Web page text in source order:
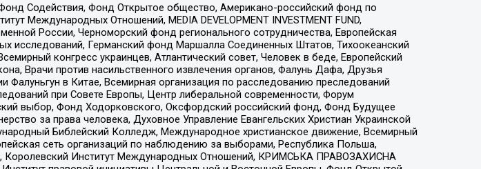
Содействия, Фонд Открытое общество, Американо-российский фонд по
Международных Отношений, MEDIA DEVELOPMENT INVESTMENT FUND,
России, Черноморский фонд регионального сотрудничества, Европейская
исследований, Германский фонд Маршалла Соединенных Штатов, Тихоокеанский
конгресс украинцев, Атлантический совет, Человек в беде, Европейский
Врачи против насильственного извлечения органов, Фалунь Дафа, Друзья
в Китае, Всемирная организация по расследованию преследований
при Совете Европы, Центр либеральной современности, Форум
выбор, Фонд Ходорковского, Оксфордский российский фонд, Фонд Будущее
за права человека, Духовное Управление Евангельских Христиан Украинской
Библейский Колледж, Международное христианское движение, Всемирный
сеть организаций по наблюдению за выборами, Республика Польша,
Институт Международных Отношений, КРИМСЬКА ПРАВОЗАХИСНА